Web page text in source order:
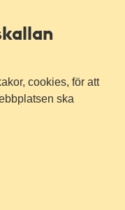
cookies, för att
ska